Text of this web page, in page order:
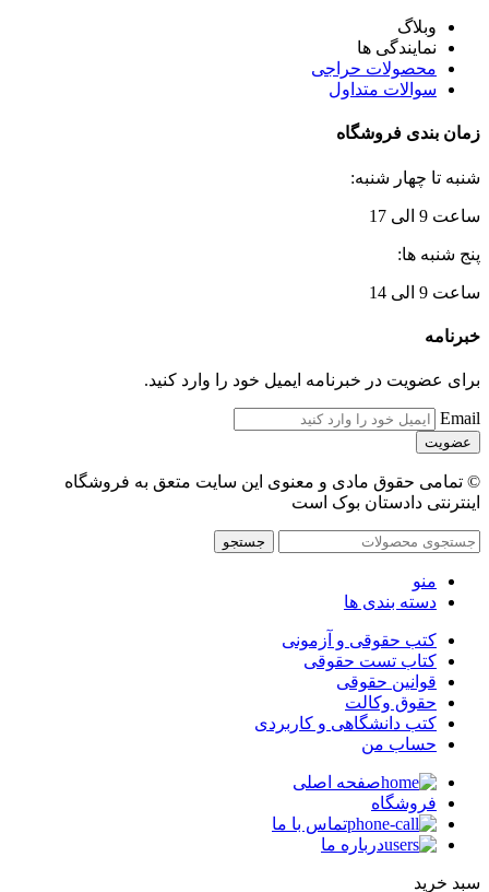
وبلاگ
نمایندگی ها
محصولات حراجی
سوالات متداول
زمان بندی فروشگاه
شنبه تا چهار شنبه:
ساعت 9 الی 17
پنج شنبه ها:
ساعت 9 الی 14
خبرنامه
برای عضویت در خبرنامه ایمیل خود را وارد کنید.
Email
© تمامی حقوق مادی و معنوی این سایت متعق به فروشگاه
اینترنتی دادستان بوک است
جستجو
منو
دسته بندی ها
کتب حقوقی و آزمونی
کتاب تست حقوقی
قوانین حقوقی
حقوق وکالت
کتب دانشگاهی و کاربردی
حساب من
صفحه اصلی
فروشگاه
تماس با ما
درباره ما
سبد خرید